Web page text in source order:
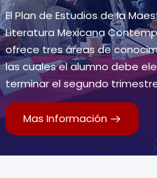
El Plan de Estudios de la
Literatura Mexicana
ofrece tres áreas de
las cuales el alumno debe
terminar el segundo
Mas Información